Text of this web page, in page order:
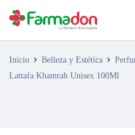
Inicio Belleza y Estética
Lattafa Khamrah Unisex 100Ml